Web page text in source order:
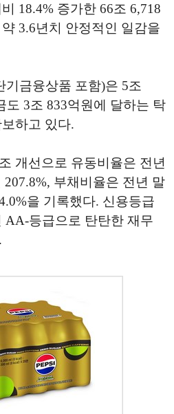
18.4% 증가한 66조 6,718
3.6년치 안정적인 일감을
기금융상품 포함)은 5조
도 3조 833억원에 달하는 탁
하고 있다.
개선으로 유동비율은 전년
207.8%, 부채비율은 전년 말
을 기록했다. 신용등급
AA-등급으로 탄탄한 재무